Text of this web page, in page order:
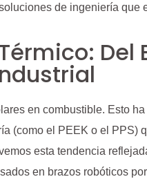
de ingeniería que
Del
en combustible. Esto
(como el PEEK o el PPS)
esta tendencia
en brazos robóticos